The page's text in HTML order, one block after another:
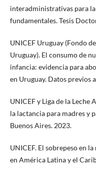
interadministrativas para
fundamentales. Tesis
UNICEF Uruguay (Fondo
Uruguay). El consumo de
infancia: evidencia para
en Uruguay. Datos previos
UNICEF y Liga de la
la lactancia para madres y
Buenos Aires. 2023.
UNICEF. El sobrepeso en
en América Latina y el